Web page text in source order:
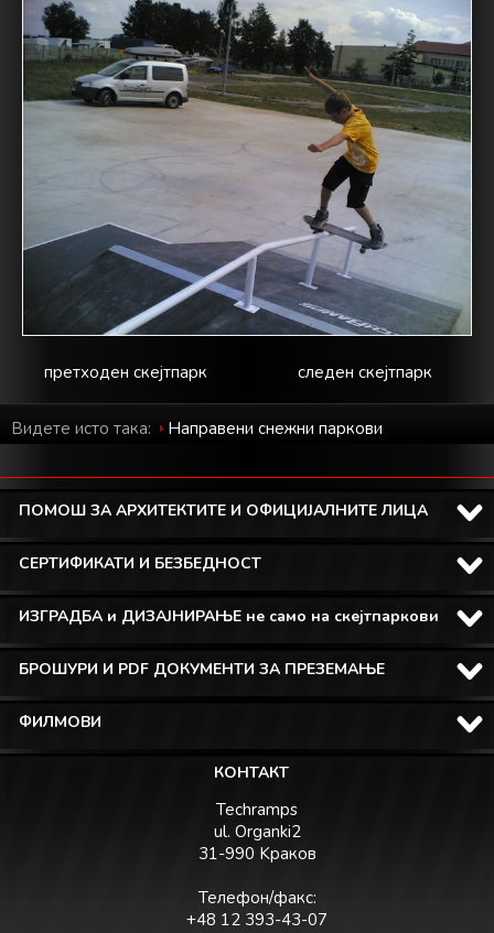
следен скејтпарк
претходен скејтпарк
Видете исто така: Направени снежни паркови
ПОМОШ ЗА АРХИТЕКТИТЕ И ОФИЦИЈАЛНИТЕ ЛИЦА
СЕРТИФИКАТИ И БЕЗБЕДНОСТ
ИЗГРАДБА и ДИЗАЈНИРАЊЕ не само на скејтпаркови
БРОШУРИ И PDF ДОКУМЕНТИ ЗА ПРЕЗЕМАЊЕ
ФИЛМОВИ
КОНТАКТ
Techramps
ul. Organki2
31-990 Kраков
Телефон/факс:
+48 12 393-43-07